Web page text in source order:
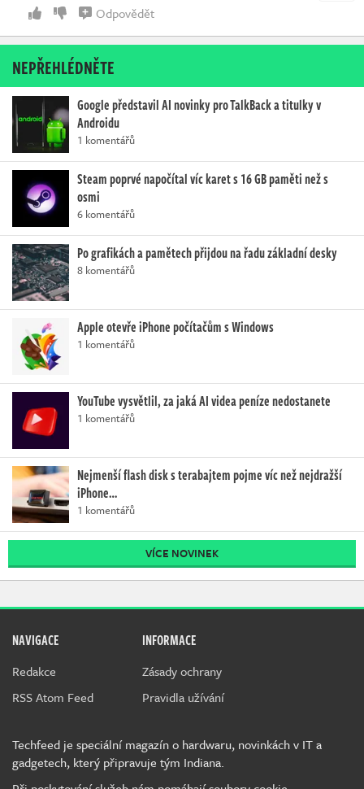
Odpovědět
NEPŘEHLÉDNĚTE
Google představil AI novinky pro TalkBack a titulky v
Androidu
1 komentářů
Steam poprvé napočítal víc karet s 16 GB paměti než s
osmi
6 komentářů
Po grafikách a pamětech přijdou na řadu základní desky
8 komentářů
Apple otevře iPhone počítačům s Windows
1 komentářů
YouTube vysvětlil, za jaká AI videa peníze nedostanete
1 komentářů
Nejmenší flash disk s terabajtem pojme víc než nejdražší
iPhone…
1 komentářů
VÍCE NOVINEK
NAVIGACE
Redakce
RSS Atom Feed
INFORMACE
Zásady ochrany
Pravidla užívání
Techfeed je speciální magazín o hardwaru, novinkách v IT a
gadgetech, který připravuje tým Indiana.